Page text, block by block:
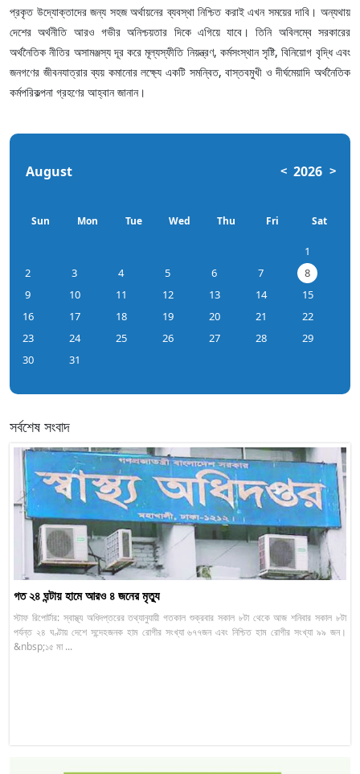
প্রকৃত উদ্যোক্তাদের জন্য সহজ অর্থায়নের ব্যবস্থা নিশ্চিত করাই এখন সময়ের দাবি। অন্যথায়
দেশের অর্থনীতি আরও গভীর অনিশ্চয়তার দিকে এগিয়ে যাবে। তিনি অবিলম্বে সরকারের
অর্থনৈতিক নীতির অসামঞ্জস্য দূর করে মূল্যস্ফীতি নিয়ন্ত্রণ, কর্মসংস্থান সৃষ্টি, বিনিয়োগ বৃদ্ধি এবং
জনগণের জীবনযাত্রার ব্যয় কমানোর লক্ষ্যে একটি সমন্বিত, বাস্তবমুখী ও দীর্ঘমেয়াদি অর্থনৈতিক
কর্মপরিকল্পনা গ্রহণের আহ্বান জানান।
August < 2026 >
Sun Mon Tue Wed Thu Fri Sat
1
2
3 4 5 6 7
8
9
10 11 12 13 14
15
16
17 18 19 20 21
22
23
24 25 26 27 28
29
30
31
সর্বশেষ সংবাদ
গত ২৪ ঘন্টায় হামে আরও ৪ জনের মৃত্যু
স্টাফ রিপোর্টার: স্বাস্থ্য অধিদপ্তরের তথ্যানুযায়ী গতকাল শুক্রবার সকাল ৮টা থেকে আজ শনিবার সকাল ৮টা
পর্যন্ত ২৪ ঘণ্টায় দেশে সন্দেহজনক হাম রোগীর সংখ্যা ৬৭৭জন এবং নিশ্চিত হাম রোগীর সংখ্যা ৯৯ জন।
&nbsp;১৫ মা ...